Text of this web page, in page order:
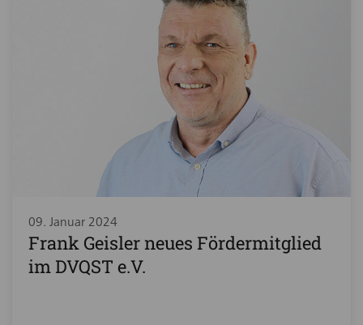
09. Januar 2024
Frank Geisler neues Fördermitglied
im DVQST e.V.